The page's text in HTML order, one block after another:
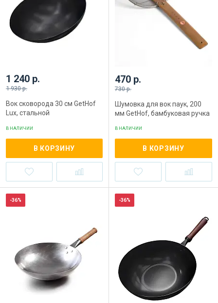
1 240 р.
1 930 р.
Вок сковорода 30 см GetHof
Lux, стальной
В НАЛИЧИИ
В КОРЗИНУ
470 р.
730 р.
Шумовка для вок паук, 200
мм GetHof, бамбуковая ручка
В НАЛИЧИИ
В КОРЗИНУ
-36% -36%